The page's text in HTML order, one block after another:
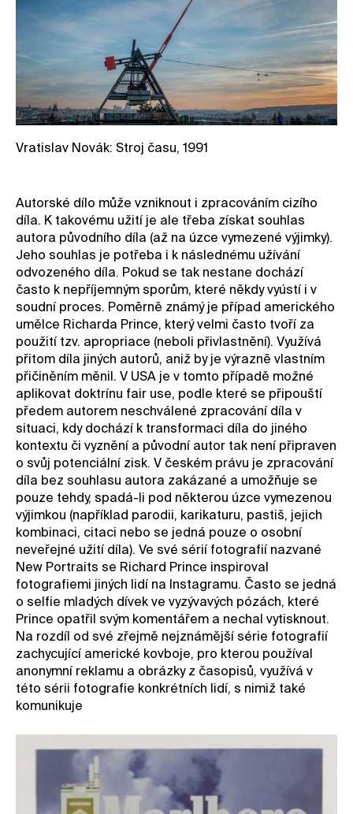
Vratislav Novák: Stroj času, 1991
Autorské dílo může vzniknout i zpracováním cizího
díla. K takovému užití je ale třeba získat souhlas
autora původního díla (až na úzce vymezené výjimky).
Jeho souhlas je potřeba i k následnému užívání
odvozeného díla. Pokud se tak nestane dochází
často k nepříjemným sporům, které někdy vyústí i v
soudní proces. Poměrně známý je případ amerického
umělce Richarda Prince, který velmi často tvoří za
použití tzv. apropriace (neboli přivlastnění). Využívá
přitom díla jiných autorů, aniž by je výrazně vlastním
přičiněním měnil. V USA je v tomto případě možné
aplikovat doktrínu fair use, podle které se připouští
předem autorem neschválené zpracování díla v
situaci, kdy dochází k transformaci díla do jiného
kontextu či vyznění a původní autor tak není připraven
o svůj potenciální zisk. V českém právu je zpracování
díla bez souhlasu autora zakázané a umožňuje se
pouze tehdy, spadá-li pod některou úzce vymezenou
výjimkou (například parodii, karikaturu, pastiš, jejich
kombinaci, citaci nebo se jedná pouze o osobní
neveřejné užití díla). Ve své sérií fotografií nazvané
New Portraits se Richard Prince inspiroval
fotografiemi jiných lidí na Instagramu. Často se jedná
o selfie mladých dívek ve vyzývavých pózách, které
Prince opatřil svým komentářem a nechal vytisknout.
Na rozdíl od své zřejmě nejznámější série fotografií
zachycující americké kovboje, pro kterou používal
anonymní reklamu a obrázky z časopisů, využívá v
této sérii fotografie konkrétních lidí, s nimiž také
komunikuje